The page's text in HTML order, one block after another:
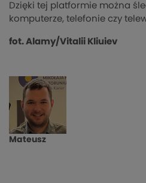
Dzięki tej platformie można
komputerze, telefonie czy
fot. Alamy/Vitalii Kliuiev
Mateusz